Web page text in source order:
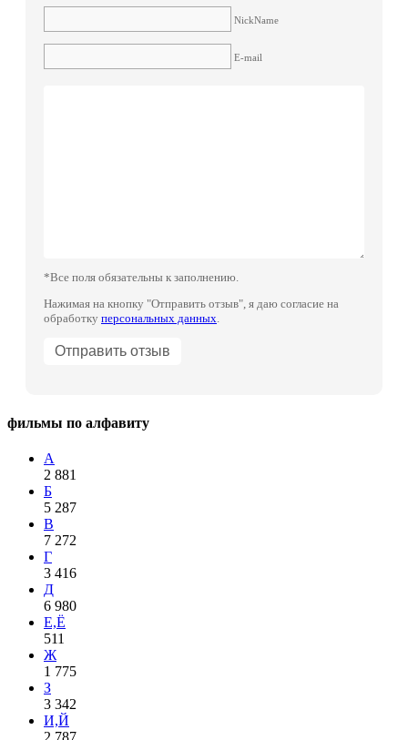
NickName
E-mail
*Все поля обязательны к заполнению.
Нажимая на кнопку "Отправить отзыв", я даю согласие на
обработку персональных данных.
фильмы по алфавиту
А
2 881
Б
5 287
В
7 272
Г
3 416
Д
6 980
Е,Ё
511
Ж
1 775
З
3 342
И,Й
2 787